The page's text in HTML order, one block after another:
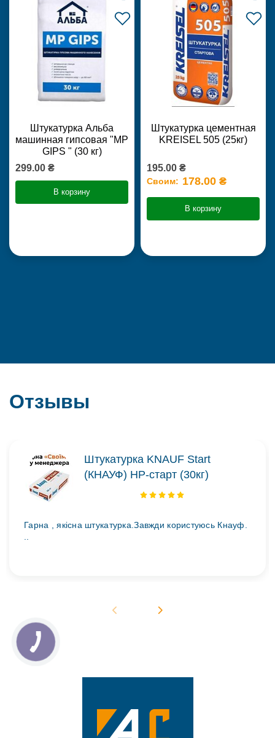
Штукатурка Альба
машинная гипсовая "MP
GIPS " (30 кг)
299.00 ₴
В корзину
Штукатурка цементная
KREISEL 505 (25кг)
195.00 ₴
Своим: 178.00 ₴
В корзину
Отзывы
Штукатурка KNAUF Start
(КНАУФ) НР-старт (30кг)
Гарна , якісна штукатурка.Завжди користуюсь Кнауф.
..